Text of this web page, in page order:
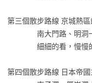
第三個散步路線 京城熱
第四個散步路線 日本帝